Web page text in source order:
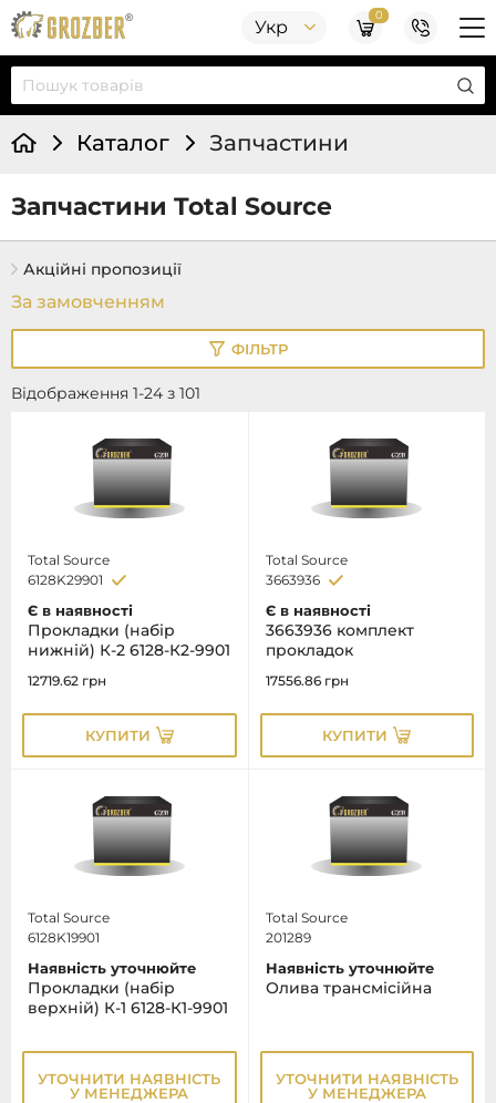
Укр
0
Каталог Запчастини
Запчастини Total Source
Акційні пропозиції
Відображення 1-24 з 101
ФІЛЬТР
Total Source
6128K29901
Є в наявності
Прокладки (набір
нижній) К-2 6128-К2-9901
12719.62 грн
КУПИТИ
Total Source
3663936
Є в наявності
3663936 комплект
прокладок
17556.86 грн
КУПИТИ
Total Source
6128K19901
Наявність уточнюйте
Прокладки (набір
верхній) К-1 6128-К1-9901
УТОЧНИТИ НАЯВНІСТЬ
У МЕНЕДЖЕРА
Total Source
201289
Наявність уточнюйте
Олива трансмісійна
УТОЧНИТИ НАЯВНІСТЬ
У МЕНЕДЖЕРА